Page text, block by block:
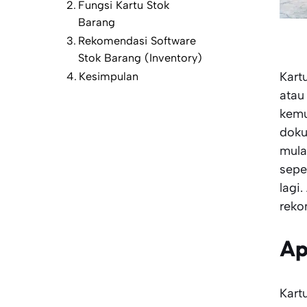
lagi.
Fungsi Kartu Stok
Barang
Rekomendasi Software
Stok Barang (Inventory)
Kesimpulan